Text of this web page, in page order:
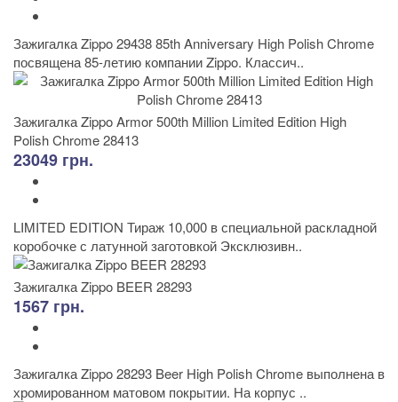
Зажигалка Zippo 29438 85th Anniversary High Polish Chrome
посвящена 85-летию компании Zippo. Классич..
Зажигалка Zippo Armor 500th Million Limited Edition High
Polish Chrome 28413
23049 грн.
LIMITED EDITION Тираж 10,000 в специальной раскладной
коробочке с латунной заготовкой Эксклюзивн..
Зажигалка Zippo BEER 28293
1567 грн.
Зажигалка Zippo 28293 Beer High Polish Chrome выполнена в
хромированном матовом покрытии. На корпус ..